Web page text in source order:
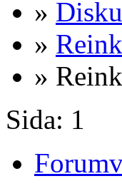
»
»
»
Sida: 1